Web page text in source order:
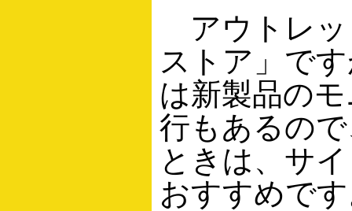
アウトレッ
ストア」で
は新製品の
行もあるの
ときは、サ
おすすめで